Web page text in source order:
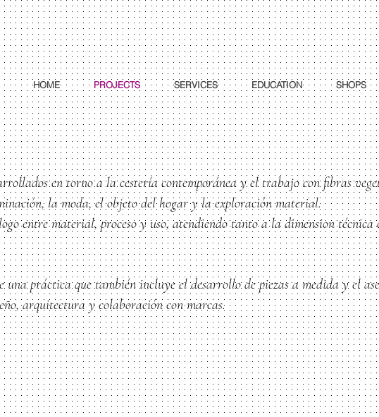
HOME PROJECTS SERVICES EDUCATION SHOPS
en torno a la cestería contemporánea y el trabajo con fibras
la moda, el objeto del hogar y la exploración material.
entre material, proceso y uso, atendiendo tanto a la dimension técnica
una práctica que también incluye el desarrollo de piezas a medida y el
arquitectura y colaboración con marcas.